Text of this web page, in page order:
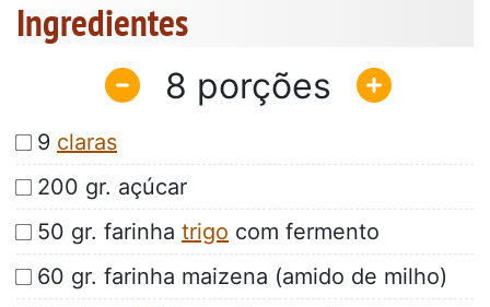
Ingredientes
8
9 claras
200 gr. açúcar
50 gr. farinha trigo com fermento
60 gr. farinha maizena (amido de milho)